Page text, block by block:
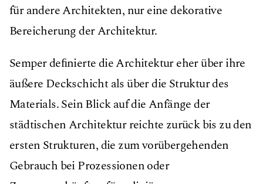
für andere Architekten, nur eine dekorative
Bereicherung der Architektur.
Semper deﬁnierte die Architektur eher über ihre
äußere Deckschicht als über die Struktur des
Materials. Sein Blick auf die Anfänge der
städtischen Architektur reichte zurück bis zu den
ersten Strukturen, die zum vorübergehenden
Gebrauch bei Prozessionen oder